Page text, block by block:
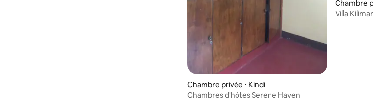
Chambre privée ⋅ Kindi
Chambres d'hôtes Serene Haven
Chambre
Villa